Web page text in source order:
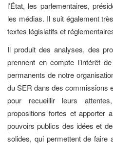
l’État, les parlementaires,
les médias. Il suit également
textes législatifs et
Il produit des analyses, des
prennent en compte l’intérêt
permanents de notre
du SER dans des commissions
pour recueillir leurs
propositions fortes et apporter
pouvoirs publics des idées et
solides, qui permettent de faire